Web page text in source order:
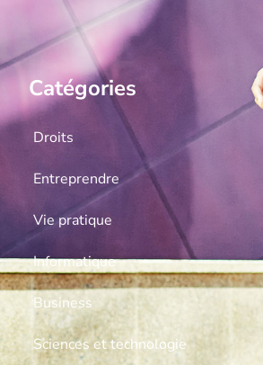
Catégories
Droits
Entreprendre
Vie pratique
Informatique
Business
Sciences et technologie